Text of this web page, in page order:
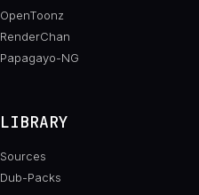
OpenToonz
RenderChan
Papagayo-NG
LIBRARY
Sources
Dub-Packs